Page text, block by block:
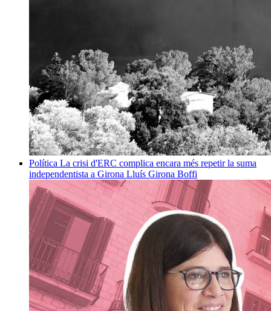
Política La crisi d'ERC complica encara més repetir la suma
independentista a Girona Lluís Girona Boffi